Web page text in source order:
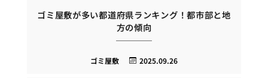
ゴミ屋敷が多い都道府県ランキング！都市部と地
方の傾向
2025.09.26
ゴミ屋敷